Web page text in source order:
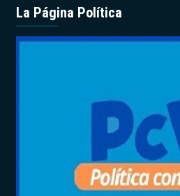
La Página Política